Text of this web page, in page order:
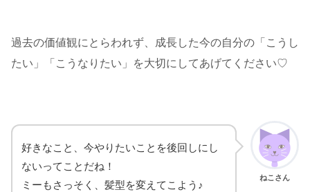
過去の価値観にとらわれず、成長した今の自分の「こうし
たい」「こうなりたい」を大切にしてあげてください♡
ねこさん
好きなこと、今やりたいことを後回しにし
ないってことだね！
ミーもさっそく、髪型を変えてこよう♪